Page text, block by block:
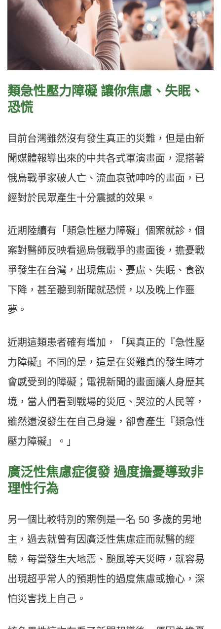
類急性壓力障礙 讓你焦慮、失眠、
恐慌
目前台灣雖然沒有發生真正的災難，但是由新
聞媒體報導出來的中共各式軍演畫面，混搭著
俄烏戰爭家破人亡、流血哀號呻吟的畫面，已
經對於民眾產生十分震撼的效果。
近期陸續有「類急性壓力障礙」個案就診，個
案對醫師反映看過烏俄戰爭的畫面後，擔憂戰
爭發生在台灣，出現焦慮、憂慮、失眠、食欲
下降，甚至聽到新聞就恐慌，以及晚上作噩
夢。
近期這類患者確有增加，「與真正的『急性壓
力障礙』不同的是，這是在災難真的發生時才
會感受到的障礙；電視新聞的畫面讓人身歷其
境，當人們看到戰場的災厄、哭泣的人民等，
雖然還沒發生在自己身邊，卻會產生『類急性
壓力障礙』。」
廣泛性焦慮症復發 過度擔憂導致非
理性行為
另一個比較特別的案例是一名 50 多歲的男地
主，過去就曾有因廣泛性焦慮症而就醫的經
驗，每當發生大地震、颱風等天災時，就容易
出現超乎常人的預期性的過度焦慮或擔心，深
怕災害找上自己。